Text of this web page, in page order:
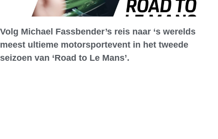
Volg Michael Fassbender’s reis naar ‘s werelds
meest ultieme motorsportevent in het tweede
seizoen van ‘Road to Le Mans’.